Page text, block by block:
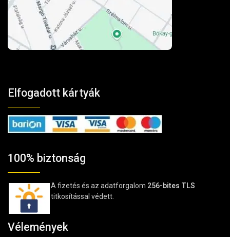
Elfogadott kártyák
100% biztonság
A fizetés és az adatforgalom 256-bites TLS
titkosítással védett.
Vélemények